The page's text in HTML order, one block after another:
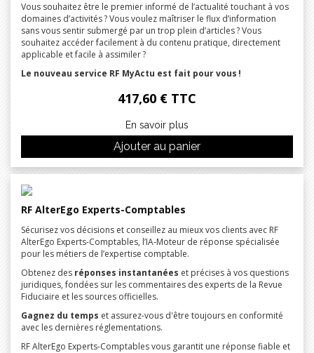
Vous souhaitez être le premier informé de l’actualité touchant à vos
domaines d’activités ? Vous voulez maîtriser le flux d’information
sans vous sentir submergé par un trop plein d’articles ? Vous
souhaitez accéder facilement à du contenu pratique, directement
applicable et facile à assimiler ?
Le nouveau service RF MyActu est fait pour vous !
417,60 € TTC
En savoir plus
Ajouter au panier
RF AlterEgo Experts-Comptables
Sécurisez vos décisions et conseillez au mieux vos clients avec RF
AlterEgo Experts-Comptables, l’IA-Moteur de réponse spécialisée
pour les métiers de l’expertise comptable.
Obtenez des réponses instantanées et précises à vos questions
juridiques, fondées sur les commentaires des experts de la Revue
Fiduciaire et les sources officielles.
Gagnez du temps et assurez-vous d'être toujours en conformité
avec les dernières réglementations.
RF AlterEgo Experts-Comptables vous garantit une réponse fiable et